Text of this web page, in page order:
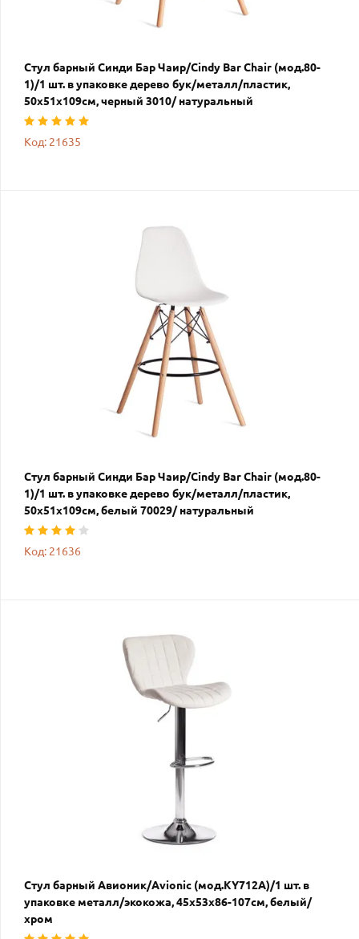
Стул барный Синди Бар Чаир/Cindy Bar Chair (мод.80-
1)/1 шт. в упаковке дерево бук/металл/пластик,
50х51х109см, черный 3010/ натуральный
Код: 21635
Стул барный Синди Бар Чаир/Cindy Bar Chair (мод.80-
1)/1 шт. в упаковке дерево бук/металл/пластик,
50х51х109см, белый 70029/ натуральный
Код: 21636
Стул барный Авионик/Avionic (мод.KY712A)/1 шт. в
упаковке металл/экокожа, 45х53х86-107см, белый/
хром